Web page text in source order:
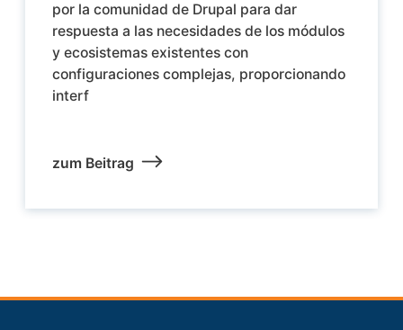
por la comunidad de Drupal para dar
respuesta a las necesidades de los módulos
y ecosistemas existentes con
configuraciones complejas, proporcionando
interf
zum Beitrag